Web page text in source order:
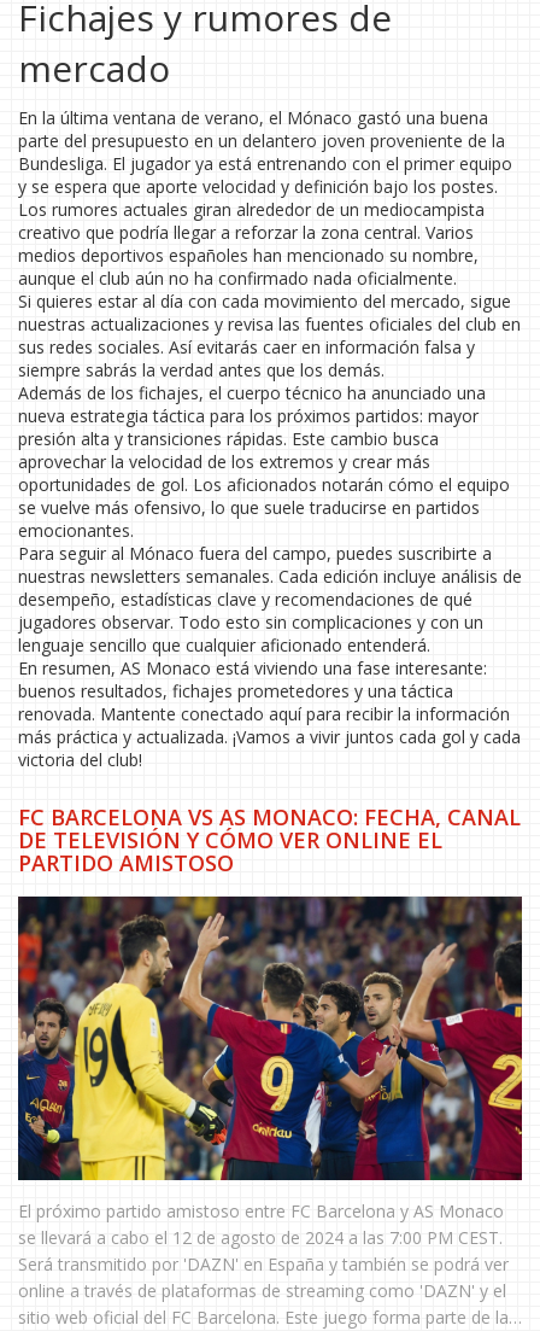
Fichajes y rumores de
mercado
En la última ventana de verano, el Mónaco gastó una buena
parte del presupuesto en un delantero joven proveniente de la
Bundesliga. El jugador ya está entrenando con el primer equipo
y se espera que aporte velocidad y definición bajo los postes.
Los rumores actuales giran alrededor de un mediocampista
creativo que podría llegar a reforzar la zona central. Varios
medios deportivos españoles han mencionado su nombre,
aunque el club aún no ha confirmado nada oficialmente.
Si quieres estar al día con cada movimiento del mercado, sigue
nuestras actualizaciones y revisa las fuentes oficiales del club en
sus redes sociales. Así evitarás caer en información falsa y
siempre sabrás la verdad antes que los demás.
Además de los fichajes, el cuerpo técnico ha anunciado una
nueva estrategia táctica para los próximos partidos: mayor
presión alta y transiciones rápidas. Este cambio busca
aprovechar la velocidad de los extremos y crear más
oportunidades de gol. Los aficionados notarán cómo el equipo
se vuelve más ofensivo, lo que suele traducirse en partidos
emocionantes.
Para seguir al Mónaco fuera del campo, puedes suscribirte a
nuestras newsletters semanales. Cada edición incluye análisis de
desempeño, estadísticas clave y recomendaciones de qué
jugadores observar. Todo esto sin complicaciones y con un
lenguaje sencillo que cualquier aficionado entenderá.
En resumen, AS Monaco está viviendo una fase interesante:
buenos resultados, fichajes prometedores y una táctica
renovada. Mantente conectado aquí para recibir la información
más práctica y actualizada. ¡Vamos a vivir juntos cada gol y cada
victoria del club!
FC BARCELONA VS AS MONACO: FECHA, CANAL
DE TELEVISIÓN Y CÓMO VER ONLINE EL
PARTIDO AMISTOSO
El próximo partido amistoso entre FC Barcelona y AS Monaco
se llevará a cabo el 12 de agosto de 2024 a las 7:00 PM CEST.
Será transmitido por 'DAZN' en España y también se podrá ver
online a través de plataformas de streaming como 'DAZN' y el
sitio web oficial del FC Barcelona. Este juego forma parte de la